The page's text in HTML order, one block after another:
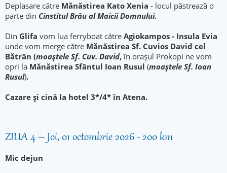
Deplasare către Mănăstirea Kato Xenia - locul păstrează o
parte din Cinstitul Brâu al Maicii Domnului.
Din Glifa vom lua ferryboat către Agiokampos - Insula Evia
unde vom merge către Mănăstirea Sf. Cuvios David cel
Bătrân (moaştele Sf. Cuv. David,în orașul Prokopi ne vom
opri la Mănăstirea Sfântul Ioan Rusul (moaştele Sf. Ioan
Rusul).
Cazare și cină la hotel 3*/4* în Atena.
ZIUA 4 – Joi, 01 octombrie 2026 - 200 km
Mic dejun